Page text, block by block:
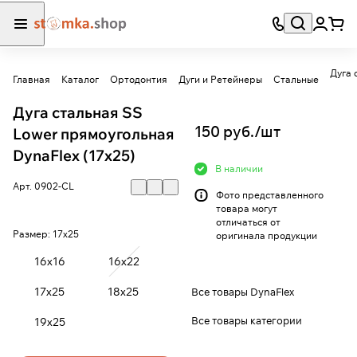
Главная Каталог Ортодонтия Дуги и Ретейнеры Стальные
Дуга стальная SS
Lower прямоугольная
DynaFlex (17х25)
Арт. 0902-CL
Размер: 17х25
16х16 16х22
17х25 18х25
19х25
150 руб./шт
В наличии
Фото представленного
товара могут
отличаться от
оригинала продукции
Все товары DynaFlex
Все товары категории